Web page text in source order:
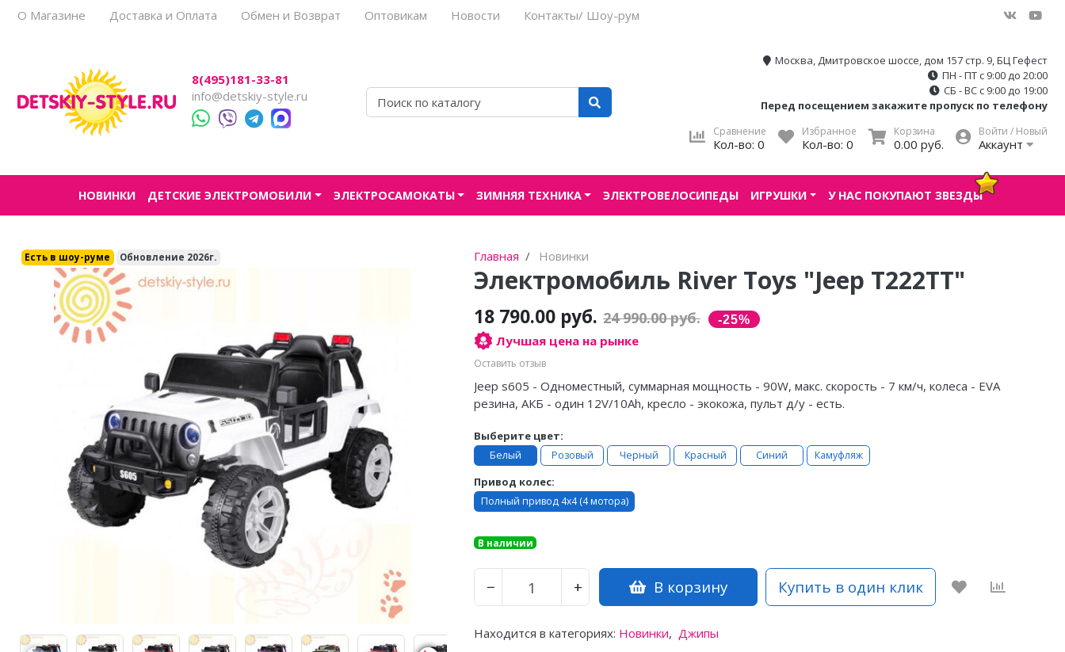
О Магазине Доставка и Оплата Обмен и Возврат Оптовикам Новости Контакты/ Шоу-рум
8(495)181-33-81
info@detskiy-style.ru
Москва, Дмитровское шоссе, дом 157 стр. 9, БЦ Гефест
ПН - ПТ с 9:00 до 20:00
СБ - ВС с 9:00 до 19:00
Перед посещением закажите пропуск по телефону
Сравнение
Кол-во: 0
Избранное
Кол-во: 0
Корзина
0.00 руб.
Войти / Новый
Аккаунт
НОВИНКИ ДЕТСКИЕ ЭЛЕКТРОМОБИЛИ ЭЛЕКТРОСАМОКАТЫ ЗИМНЯЯ ТЕХНИКА ЭЛЕКТРОВЕЛОСИПЕДЫ ИГРУШКИ У НАС ПОКУПАЮТ ЗВЕЗДЫ
Есть в шоу-руме Обновление 2026г. Главная Новинки
Электромобиль River Toys "Jeep T222TT"
18 790.00 руб. 24 990.00 руб.
Лучшая цена на рынке
Оставить отзыв
Jeep s605 - Одноместный, суммарная мощность - 90W, макс. скорость - 7 км/ч, колеса - EVA
резина, АКБ - один 12V/10Ah, кресло - экокожа, пульт д/у - есть.
Выберите цвет:
Белый Розовый Черный Красный Синий Камуфляж
Привод колес:
Полный привод 4x4 (4 мотора)
В наличии
− + В корзину Купить в один клик
Находится в категориях: Новинки, Джипы
Легковые
Двухместные
Квадроциклы
Мотоциклы
Спецтехника
Трансформеры
Премиум под заказ
Для прогулок
Для города
Электроскутеры
Детский электроснегокаты
Одноместные
Двухместные
Каталог